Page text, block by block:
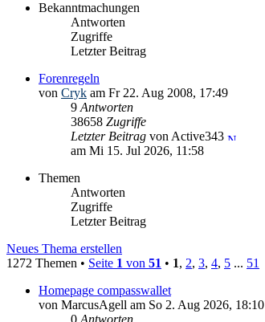
Bekanntmachungen
Antworten
Zugriffe
Letzter Beitrag
Forenregeln
von Cryk am Fr 22. Aug 2008, 17:49
9 Antworten
38658 Zugriffe
Letzter Beitrag von Active343
am Mi 15. Jul 2026, 11:58
Themen
Antworten
Zugriffe
Letzter Beitrag
Neues Thema erstellen
1272 Themen • Seite 1 von 51 • 1, 2, 3, 4, 5 ... 51
Homepage compasswallet
von MarcusAgell am So 2. Aug 2026, 18:10
0 Antworten